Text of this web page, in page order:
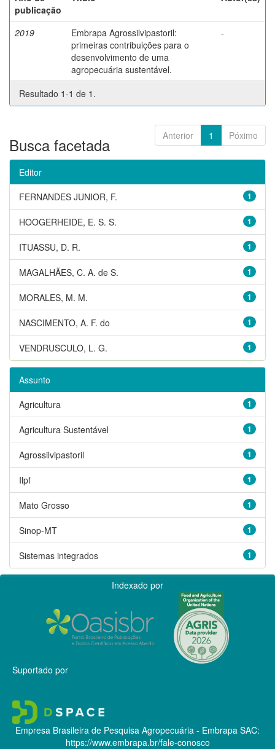
publicação
2019
Embrapa Agrossilvipastoril:
primeiras contribuições para o
desenvolvimento de uma
agropecuária sustentável.
-
Resultado 1-1 de 1.
Anterior 1 Póximo
Busca facetada
Editor
1
FERNANDES JUNIOR, F.
1
HOOGERHEIDE, E. S. S.
1
ITUASSU, D. R.
1
MAGALHÃES, C. A. de S.
1
MORALES, M. M.
1
NASCIMENTO, A. F. do
1
VENDRUSCULO, L. G.
Assunto
1
Agricultura
1
Agricultura Sustentável
1
Agrossilvipastoril
1
Ilpf
1
Mato Grosso
1
Sinop-MT
1
Sistemas integrados
Indexado por
Suportado por
Empresa Brasileira de Pesquisa Agropecuária - Embrapa SAC:
https://www.embrapa.br/fale-conosco